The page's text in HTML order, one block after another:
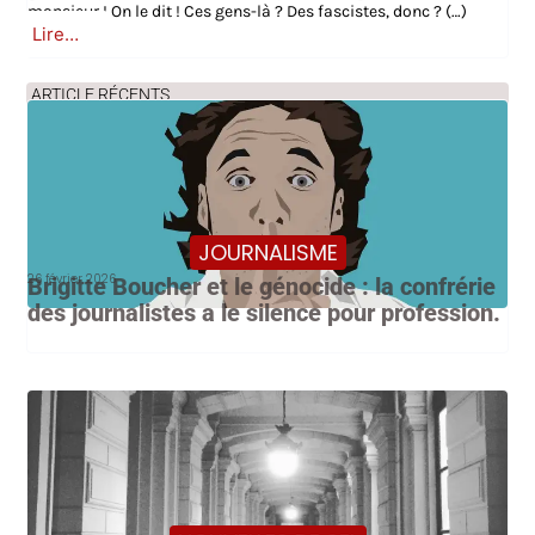
monsieur ! On le dit ! Ces gens-là ? Des fascistes, donc ? (…)
Lire…
ARTICLE RÉCENTS
JOURNALISME
26 février 2026
Brigitte Boucher et le génocide : la confrérie
des journalistes a le silence pour profession.